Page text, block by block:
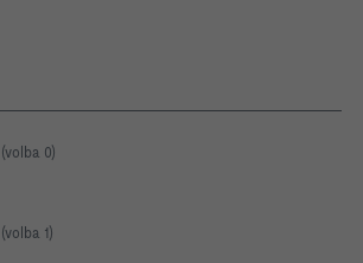
0)
1)